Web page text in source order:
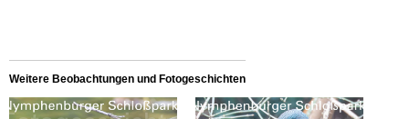
Weitere Beobachtungen und Fotogeschichten